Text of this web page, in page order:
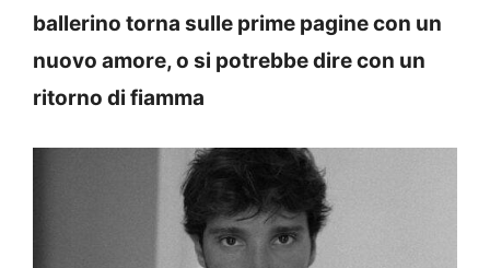
ballerino torna sulle prime pagine con un
nuovo amore, o si potrebbe dire con un
ritorno di fiamma